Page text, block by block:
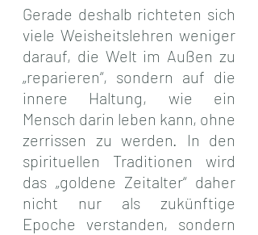
Gerade deshalb richteten sich
viele Weisheitslehren weniger
darauf, die Welt im Außen zu
„reparieren“, sondern auf die
innere Haltung, wie ein
Mensch darin leben kann, ohne
zerrissen zu werden. In den
spirituellen Traditionen wird
das „goldene Zeitalter“ daher
nicht nur als zukünftige
Epoche verstanden, sondern